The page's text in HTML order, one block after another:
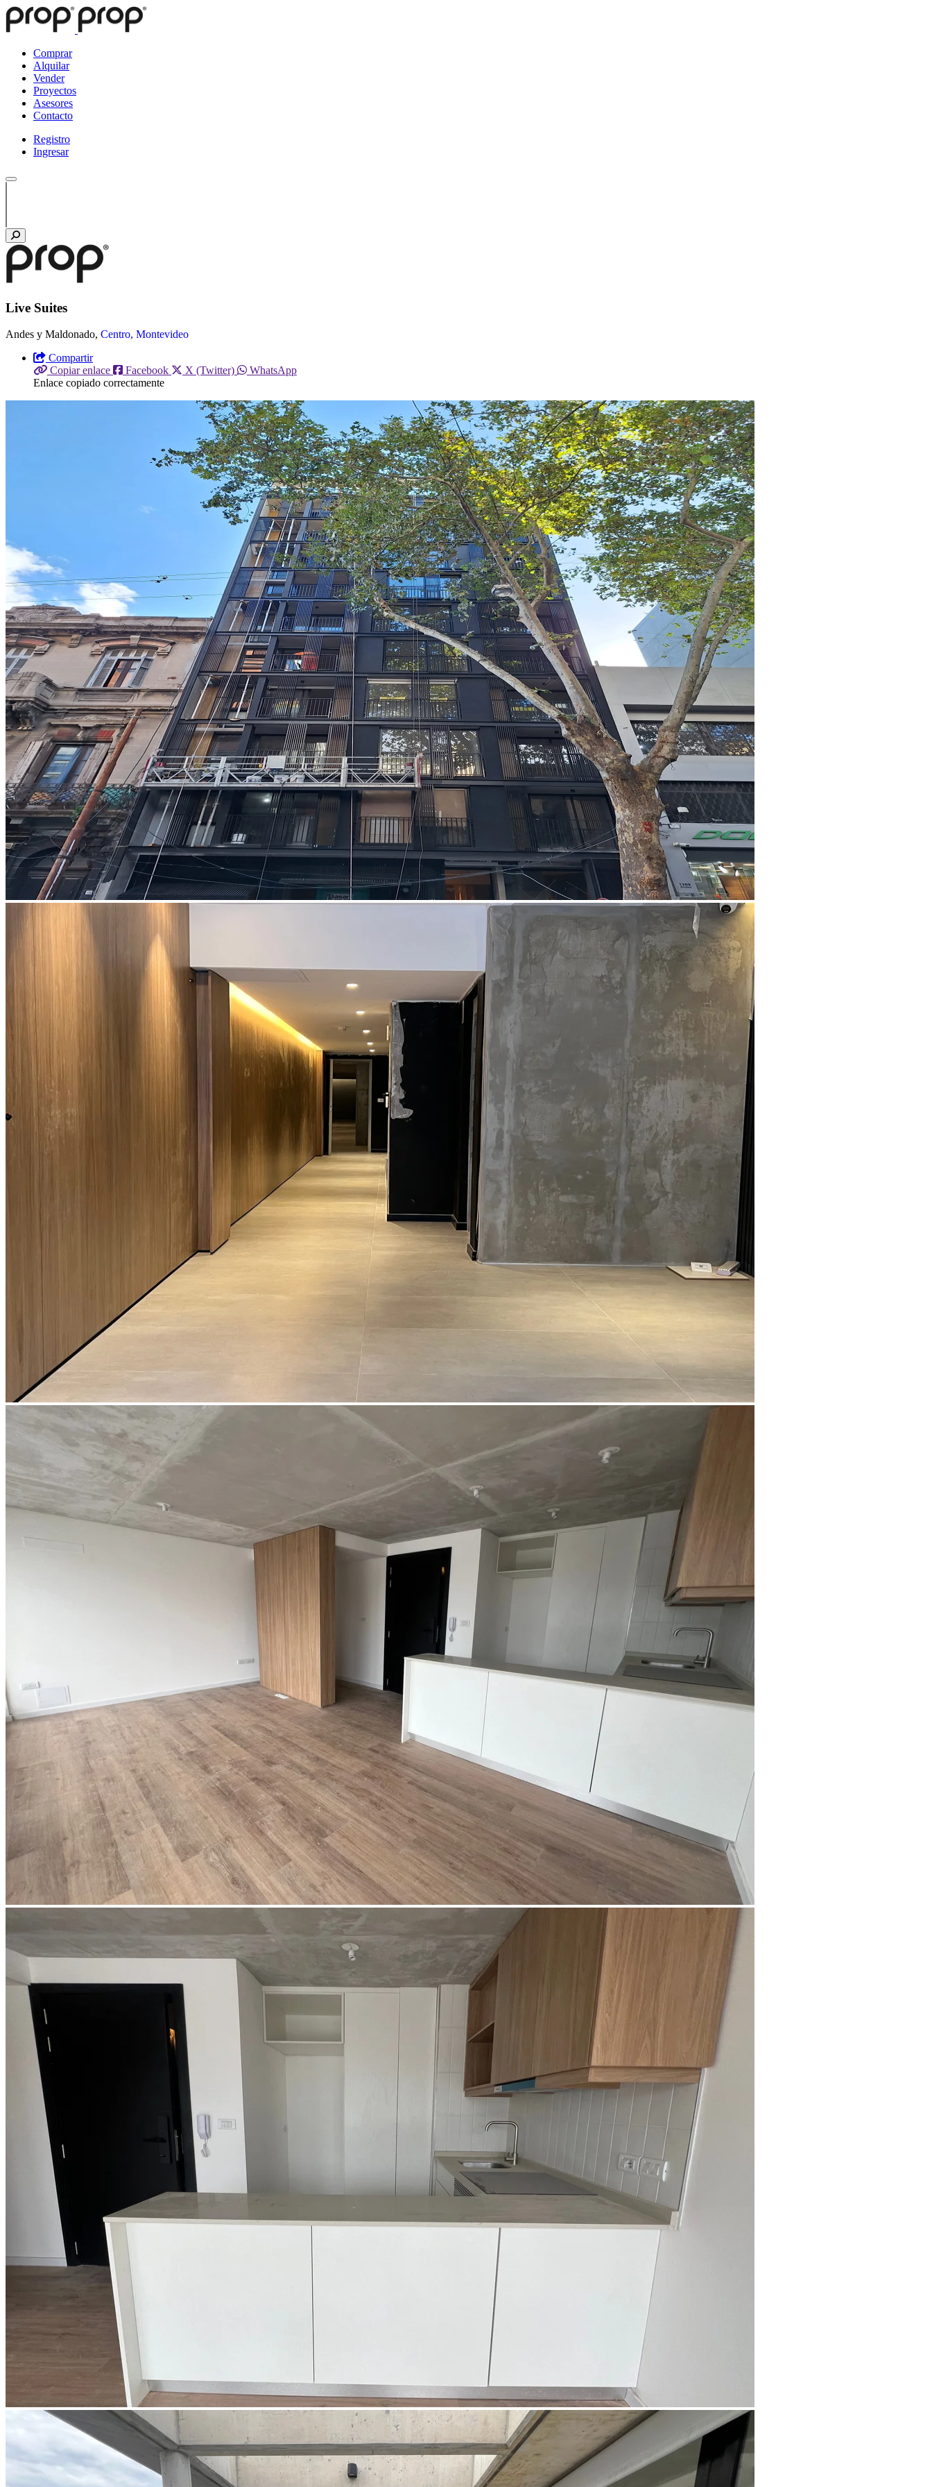
Comprar
Alquilar
Vender
Proyectos
Asesores
Contacto
Registro
Ingresar
Live Suites
Andes y Maldonado, Centro, Montevideo
Compartir
Copiar enlace
Facebook X (Twitter)
WhatsApp
Enlace copiado correctamente